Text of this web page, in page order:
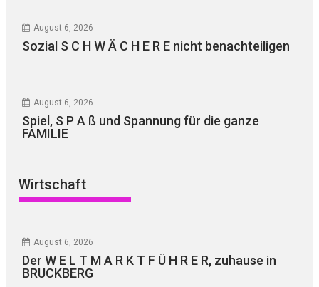
August 6, 2026
Sozial S C H W Ä C H E R E nicht benachteiligen
August 6, 2026
Spiel, S P A ß und Spannung für die ganze
FAMILIE
Wirtschaft
August 6, 2026
Der W E L T M A R K T F Ü H R E R, zuhause in
BRUCKBERG